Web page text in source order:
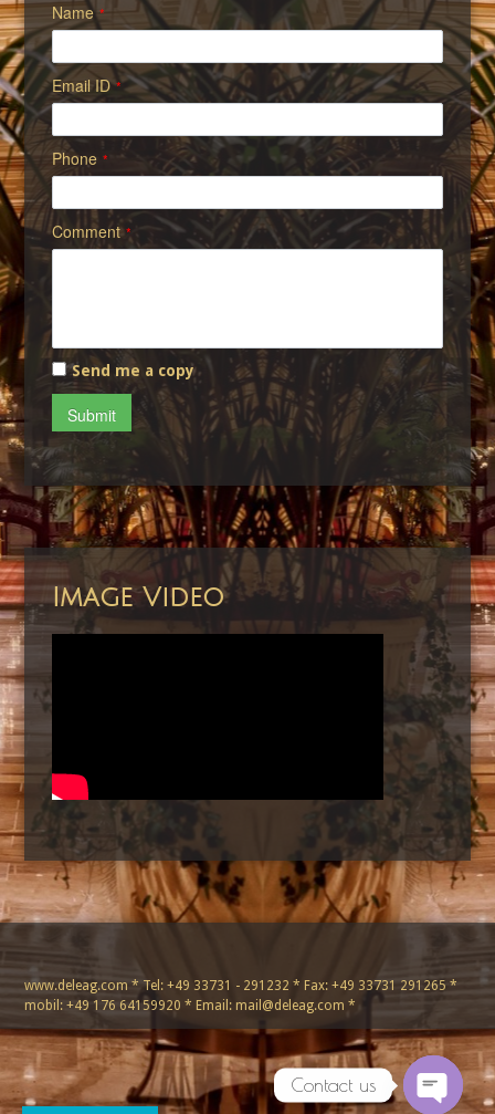
Name *
Email ID *
Phone *
Comment *
Send me a copy
Submit
Image Video
www.deleag.com * Tel: +49 33731 - 291232 * Fax: +49 33731 291265 *
mobil: +49 176 64159920 * Email: mail@deleag.com *
Contact us